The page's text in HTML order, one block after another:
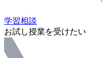
学習相談
お試し授業を受けたい